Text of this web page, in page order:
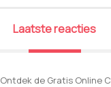
Laatste reacties
Ontdek de Gratis Online